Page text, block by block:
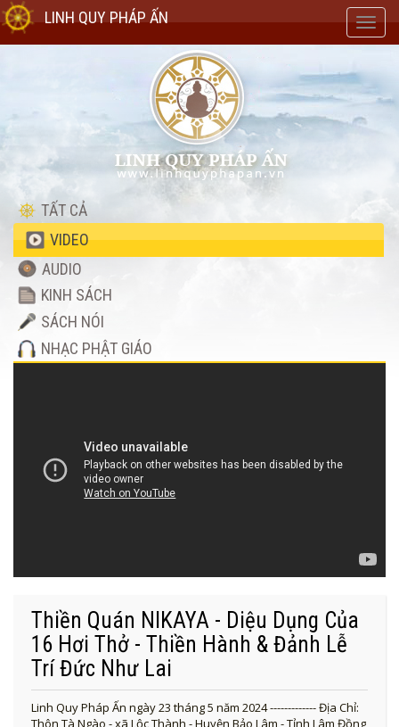
LINH QUY PHÁP ẤN
TẤT CẢ
VIDEO
AUDIO
KINH SÁCH
SÁCH NÓI
NHẠC PHẬT GIÁO
Thiền Quán NIKAYA - Diệu Dụng Của
16 Hơi Thở - Thiền Hành & Đảnh Lễ
Trí Đức Như Lai
Linh Quy Pháp Ấn ngày 23 tháng 5 năm 2024 ------------- Địa Chỉ:
Thôn Tà Ngào - xã Lộc Thành - Huyện Bảo Lâm - Tỉnh Lâm Đồng